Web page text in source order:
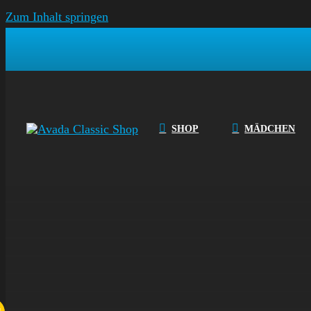
Zum Inhalt springen
SHOP MÄDCHEN